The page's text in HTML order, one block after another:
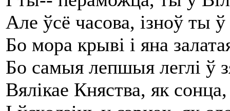
Але ўсё часова, ізноў ты
Бо мора крыві і яна
Бо самыя лепшыя леглі ў
Вялікае Княства, як сонца,